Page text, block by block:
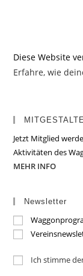
Diese Website
Erfahre, wie
Jetzt Mitglied
Aktivitäten des
MEHR INFO
Newsletter
Ich stimme